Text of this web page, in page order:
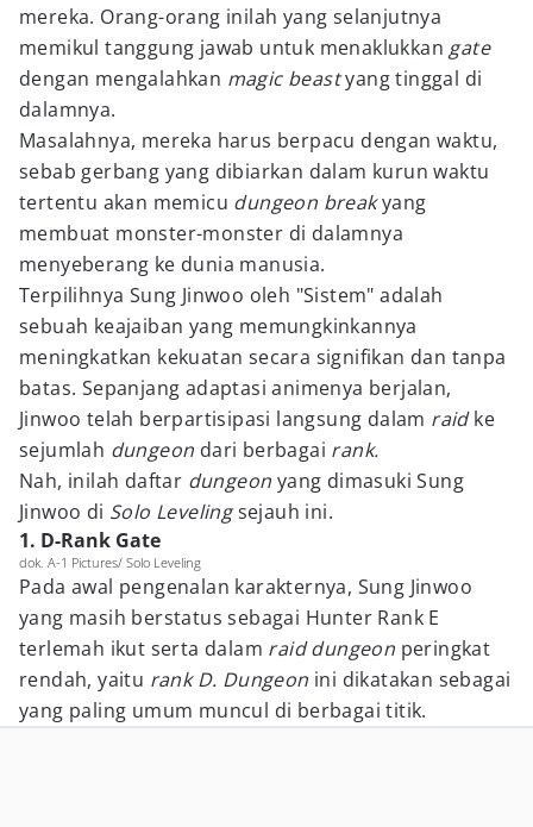
mereka. Orang-orang inilah yang selanjutnya
memikul tanggung jawab untuk menaklukkan gate
dengan mengalahkan magic beastyang tinggal di
dalamnya.
Masalahnya, mereka harus berpacu dengan waktu,
sebab gerbang yang dibiarkan dalam kurun waktu
tertentu akan memicu dungeon breakyang
membuat monster-monster di dalamnya
menyeberang ke dunia manusia.
Terpilihnya Sung Jinwoo oleh "Sistem" adalah
sebuah keajaiban yang memungkinkannya
meningkatkan kekuatan secara signifikan dan tanpa
batas. Sepanjang adaptasi animenya berjalan,
Jinwoo telah berpartisipasi langsung dalam raidke
sejumlah dungeon dari berbagai rank.
Nah, inilah daftar dungeon yang dimasuki Sung
Jinwoo di Solo Levelingsejauh ini.
1. D-Rank Gate
dok. A-1 Pictures/ Solo Leveling
Pada awal pengenalan karakternya, Sung Jinwoo
yang masih berstatus sebagai Hunter Rank E
terlemah ikut serta dalam raid dungeon peringkat
rendah, yaitu rank D. Dungeon ini dikatakan sebagai
yang paling umum muncul di berbagai titik.